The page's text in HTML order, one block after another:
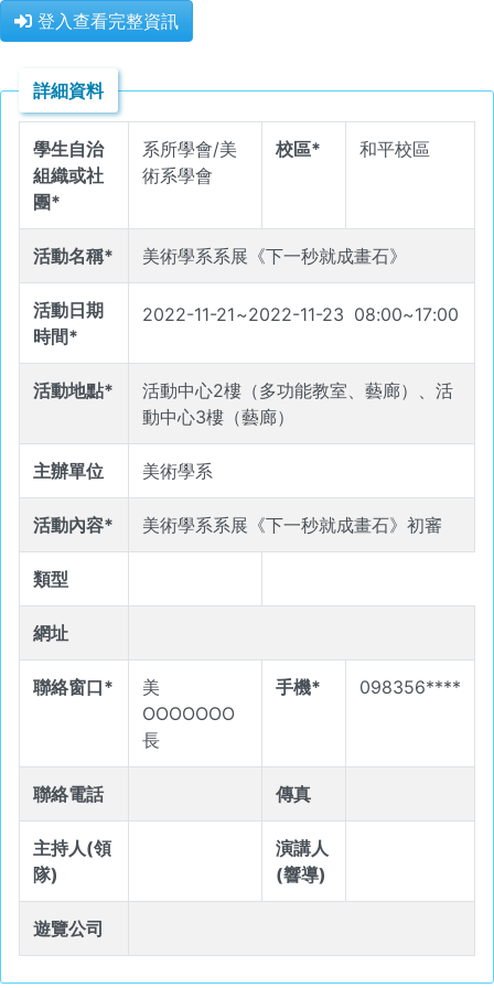
登入查看完整資訊
詳細資料
學生自治
組織或社
團*
系所學會/美
術系學會
校區* 和平校區
活動名稱* 美術學系系展《下一秒就成畫石》
活動日期
時間*
2022-11-21~2022-11-23 08:00~17:00
活動地點*
活動中心2樓（多功能教室、藝廊）、活
動中心3樓（藝廊）
主辦單位 美術學系
活動內容* 美術學系系展《下一秒就成畫石》初審
類型
網址
聯絡窗口*
美
OOOOOOO
長
手機* 098356****
聯絡電話 傳真
主持人(領
隊)
演講人
(響導)
遊覽公司